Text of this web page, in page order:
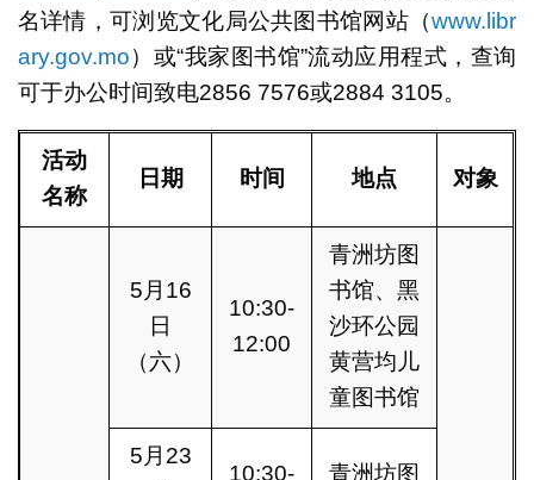
名详情，可浏览文化局公共图书馆网站（www.libr
ary.gov.mo）或“我家图书馆”流动应用程式，查询
可于办公时间致电2856 7576或2884 3105。
活动
名称
日期 时间 地点 对象
5月16
日
（六）
10:30-
12:00
青洲坊图
书馆、黑
沙环公园
黄营均儿
童图书馆
5月23
10:30-
青洲坊图